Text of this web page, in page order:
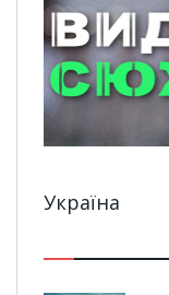
Україна